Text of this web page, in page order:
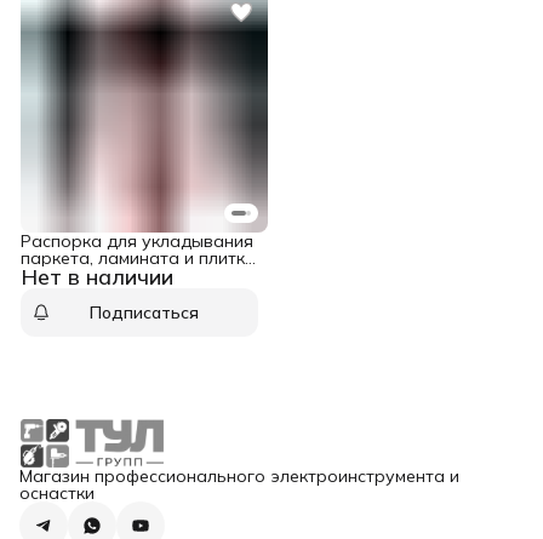
Нет в наличии
Распорка для укладывания
паркета, ламината и плитки
35/130, регулировка
расстояния до стены от 7
до 35 мм Bessey PVA
Подписаться
Магазин профессионального электроинструмента и
оснастки